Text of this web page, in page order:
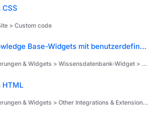
> Custom code
Anpassung des Knowledge Base-Widgets mit benutzerdefiniertem CSS/JavaScript
> Wissensdatenbank-Widget > Konfigurieren Sie das Knowledge Base-Widget
& Widgets > Other Integrations & Extensions > Integrationen